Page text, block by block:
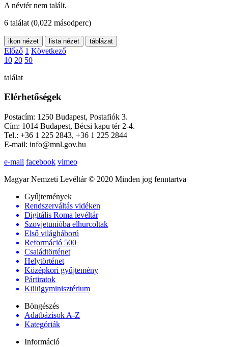
A névtér nem talált.
6 találat (0,022 másodperc)
ikon nézet lista nézet táblázat
Előző 1 Következő
10 20 50
találat
Elérhetőségek
Postacím: 1250 Budapest, Postafiók 3.
Cím: 1014 Budapest, Bécsi kapu tér 2-4.
Tel.: +36 1 225 2843, +36 1 225 2844
E-mail: info@mnl.gov.hu
e-mail facebook vimeo
Magyar Nemzeti Levéltár © 2020 Minden jog fenntartva
Gyűjtemények
Rendszerváltás vidéken
Digitális Roma levéltár
Szovjetunióba elhurcoltak
Első világháború
Reformáció 500
Családtörténet
Helytörténet
Középkori gyűjtemény
Pártiratok
Külügyminisztérium
Böngészés
Adatbázisok A-Z
Kategóriák
Információ